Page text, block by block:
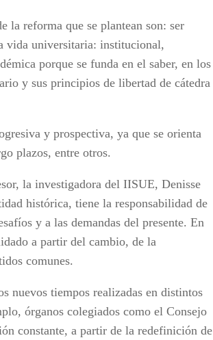
la reforma que se plantean son: ser
vida universitaria: institucional,
porque se funda en el saber, en los
y sus principios de libertad de cátedra
y prospectiva, ya que se orienta
plazos, entre otros.
la investigadora del IISUE, Denisse
histórica, tiene la responsabilidad de
y a las demandas del presente. En
a partir del cambio, de la
comunes.
nuevos tiempos realizadas en distintos
órganos colegiados como el Consejo
constante, a partir de la redefinición de